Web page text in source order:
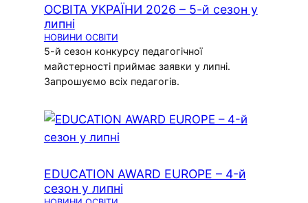
ОСВІТА УКРАЇНИ 2026 – 5-й сезон у
липні
НОВИНИ ОСВІТИ
5-й сезон конкурсу педагогічної
майстерності приймає заявки у липні.
Запрошуємо всіх педагогів.
EDUCATION AWARD EUROPE – 4-й
сезон у липні